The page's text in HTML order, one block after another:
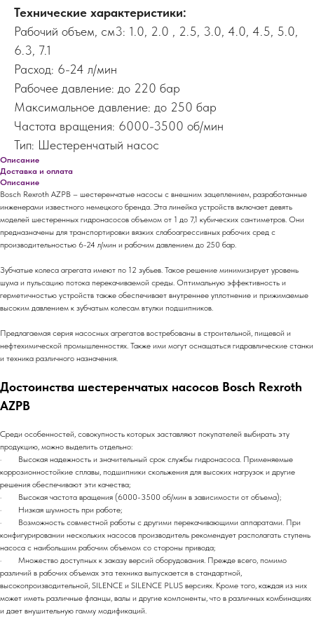
Технические характеристики:
Рабочий объем, см3: 1.0, 2.0 , 2.5, 3.0, 4.0, 4.5, 5.0,
6.3, 7.1
Расход: 6-24 л/мин
Рабочее давление: до 220 бар
Максимальное давление: до 250 бар
Частота вращения: 6000-3500 об/мин
Тип: Шестеренчатый насос
Описание
Доставка и оплата
Описание
Bosch Rexroth AZPB – шестеренчатые насосы с внешним зацеплением, разработанные
инженерами известного немецкого бренда. Эта линейка устройств включает девять
моделей шестеренных гидронасосов объемом от 1 до 7,1 кубических сантиметров. Они
предназначены для транспортировки вязких слабоагрессивных рабочих сред с
производительностью 6-24 л/мин и рабочим давлением до 250 бар.
Зубчатые колеса агрегата имеют по 12 зубьев. Такое решение минимизирует уровень
шума и пульсацию потока перекачиваемой среды. Оптимальную эффективность и
герметичностью устройств также обеспечивает внутреннее уплотнение и прижимаемые
высоким давлением к зубчатым колесам втулки подшипников.
Предлагаемая серия насосных агрегатов востребованы в строительной, пищевой и
нефтехимической промышленностях. Также ими могут оснащаться гидравлические станки
и техника различного назначения.
Достоинства шестеренчатых насосов Bosch Rexroth
AZPB
Среди особенностей, совокупность которых заставляют покупателей выбирать эту
продукцию, можно выделить отдельно:
· Высокая надежность и значительный срок службы гидронасоса. Применяемые
коррозионностойкие сплавы, подшипники скольжения для высоких нагрузок и другие
решения обеспечивают эти качества;
· Высокая частота вращения (6000-3500 об/мин в зависимости от объема);
· Низкая шумность при работе;
· Возможность совместной работы с другими перекачивающими аппаратами. При
конфигурировании нескольких насосов производитель рекомендует располагать ступень
насоса с наибольшим рабочим объемом со стороны привода;
· Множество доступных к заказу версий оборудования. Прежде всего, помимо
различий в рабочих объемах эта техника выпускается в стандартной,
высокопроизводительной, SILENCE и SILENCE PLUS версиях. Кроме того, каждая из них
может иметь различные фланцы, валы и другие компоненты, что в различных комбинациях
и дает внушительную гамму модификаций.